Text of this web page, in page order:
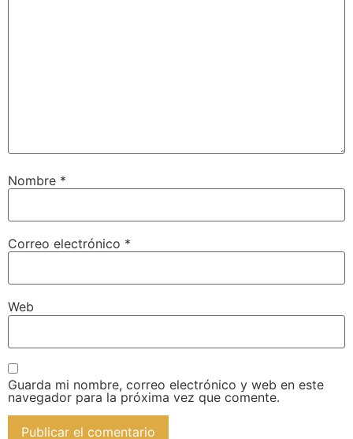
Nombre *
Correo electrónico *
Web
Guarda mi nombre, correo electrónico y web en este
navegador para la próxima vez que comente.